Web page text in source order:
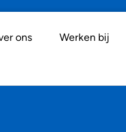
ons Werken bij